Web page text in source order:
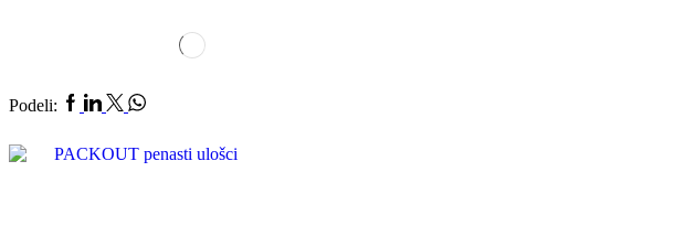
Podeli: